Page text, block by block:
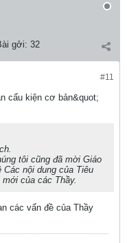
gởi: 32
#11
cấu kiện cơ bản&quot;
tôi cũng đã mời Giáo
Các nội dung của Tiêu
của các Thầy.
các vấn đề của Thầy